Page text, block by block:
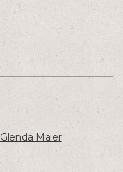
Glenda Maier